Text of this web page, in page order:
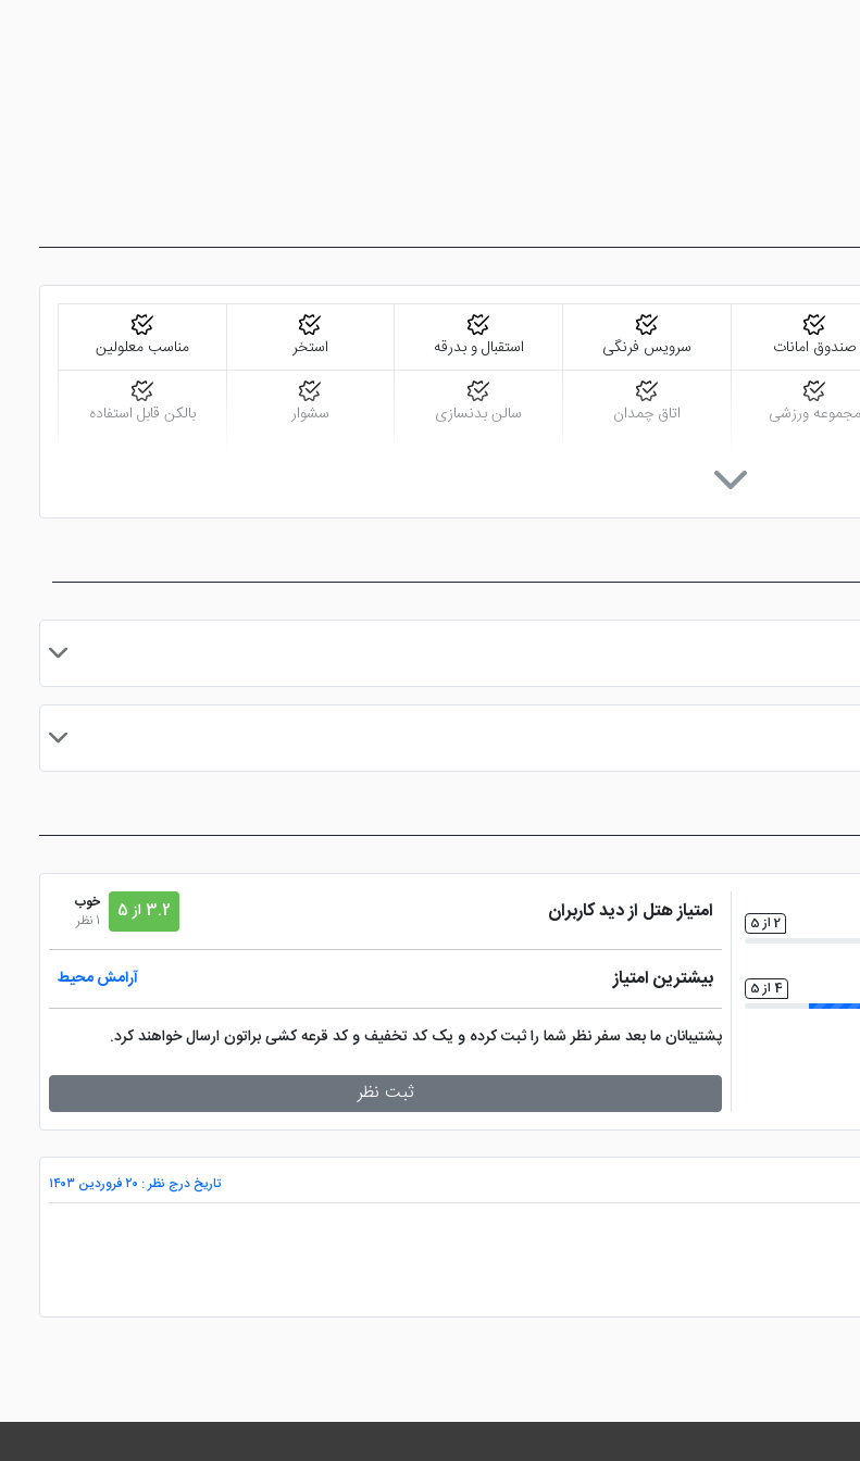
صندوق امانات سرویس فرنگی استقبال و بدرقه استخر مناسب معلولین
مجموعه ورزشی اتاق چمدان سالن بدنسازی سشوار بالکن قابل استفاده
بانکی، رزرو آنلاین خود را نهایی و واچر هتل را دریافت نمایید.
2 از 5
4 از 5
امتیاز هتل از دید کاربران 3.2 از 5
خوب
1 نظر
بیشترین امتیاز آرامش محیط
پشتیبانان ما بعد سفر نظر شما را ثبت کرده و یک کد تخفیف و کد قرعه کشی براتون ارسال خواهند کرد.
ثبت نظر
تاریخ درج نظر : ۲۰ فروردین ۱۴۰۳